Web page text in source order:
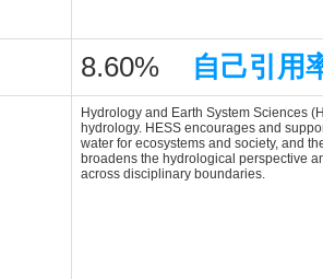
8.60% 自己引用
Hydrology and Earth System Sciences
hydrology. HESS encourages and
water for ecosystems and society, and
broadens the hydrological perspective
across disciplinary boundaries.